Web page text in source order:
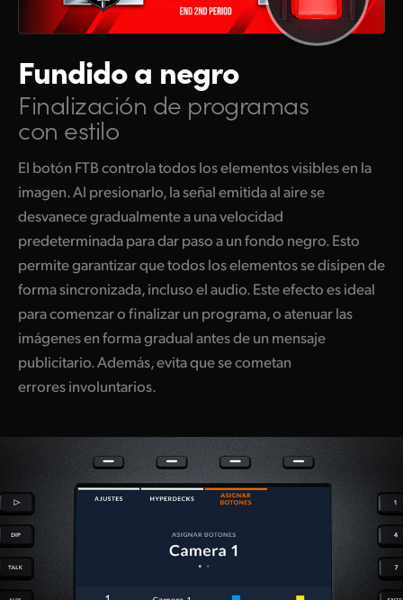
Fundido a negro
Finalización de programas
con estilo
El botón FTB controla todos los elementos visibles en la
imagen. Al presionarlo, la señal emitida al aire se
desvanece gradualmente a una velocidad
predeterminada para dar paso a un fondo negro. Esto
permite garantizar que todos los elementos se disipen de
forma sincronizada, incluso el audio. Este efecto es ideal
para comenzar o finalizar un programa, o atenuar las
imágenes en forma gradual antes de un mensaje
publicitario. Además, evita que se cometan
errores involuntarios.